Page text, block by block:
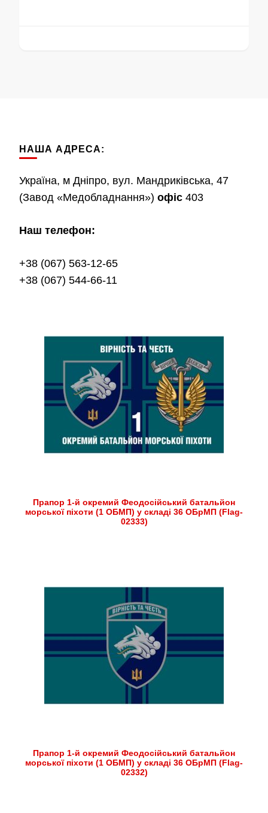
НАША АДРЕСА:
Україна, м Дніпро, вул. Мандриківська, 47
(Завод «Медобладнання») офіс 403
Наш телефон:
+38 (067) 563-12-65
+38 (067) 544-66-11
Прапор 1-й окремий Феодосійський батальйон
морської піхоти (1 ОБМП) у складі 36 ОБрМП (Flag-
02333)
Прапор 1-й окремий Феодосійський батальйон
морської піхоти (1 ОБМП) у складі 36 ОБрМП (Flag-
02332)